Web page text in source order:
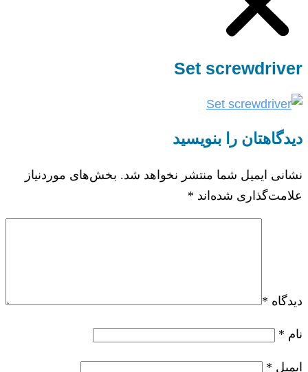
Set screwdriver
دیدگاهتان را بنویسید
نشانی ایمیل شما منتشر نخواهد شد. بخش‌های موردنیاز
علامت‌گذاری شده‌اند *
دیدگاه *
نام *
ایمیل *